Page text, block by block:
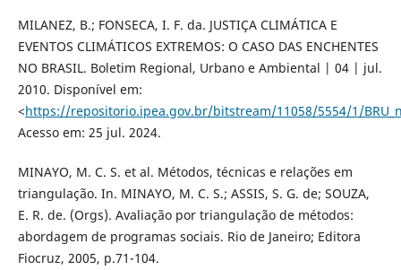
MILANEZ, B.; FONSECA, I. F. da. JUSTIÇA CLIMÁTICA E
EVENTOS CLIMÁTICOS EXTREMOS: O CASO DAS ENCHENTES
NO BRASIL. Boletim Regional, Urbano e Ambiental | 04 | jul.
2010. Disponível em:
<https://repositorio.ipea.gov.br/bitstream/11058/5554/1/
Acesso em: 25 jul. 2024.
MINAYO, M. C. S. et al. Métodos, técnicas e relações em
triangulação. In. MINAYO, M. C. S.; ASSIS, S. G. de; SOUZA,
E. R. de. (Orgs). Avaliação por triangulação de métodos:
abordagem de programas sociais. Rio de Janeiro; Editora
Fiocruz, 2005, p.71-104.